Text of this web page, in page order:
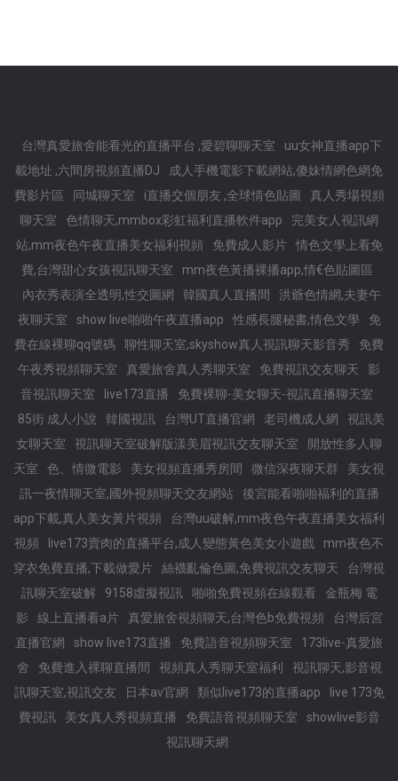
台灣真愛旅舍能看光的直播平台 ,愛碧聊聊天室
uu女神直播app下
載地址 ,六間房視頻直播DJ
成人手機電影下載網站,傻妹情網色網免
費影片區
同城聊天室 i直播交個朋友 ,全球情色貼圖
真人秀場視頻
聊天室
色情聊天,mmbox彩虹福利直播軟件app
完美女人視訊網
站,mm夜色午夜直播美女福利視頻
免費成人影片
情色文學上看免
費,台灣甜心女孩視訊聊天室
mm夜色黃播裸播app,情€色貼圖區
內衣秀表演全透明,性交圖網
韓國真人直播間
洪爺色情網,夫妻午
夜聊天室
show live啪啪午夜直播app 性感長腿秘書,情色文學
免
費在線裸聊qq號碼
聊性聊天室,skyshow真人視訊聊天影音秀
免費
午夜秀視頻聊天室
真愛旅舍真人秀聊天室 免費視訊交友聊天
影
音視訊聊天室
live173直播
免費裸聊-美女聊天-視訊直播聊天室
85街 成人小說
韓國視訊 台灣UT直播官網 老司機成人網
視訊美
女聊天室
視訊聊天室破解版漾美眉視訊交友聊天室
開放性多人聊
天室
色、情微電影 美女視頻直播秀房間 微信深夜聊天群
美女視
訊一夜情聊天室,國外視頻聊天交友網站
後宮能看啪啪福利的直播
app下載,真人美女黃片視頻
台灣uu破解,mm夜色午夜直播美女福利
視頻
live173賣肉的直播平台,成人變態黃色美女小遊戲
mm夜色不
穿衣免費直播,下載做愛片
絲襪亂倫色圖,免費視訊交友聊天
台灣視
訊聊天室破解
9158虛擬視訊 啪啪免費視頻在線觀看
金瓶梅 電
影
線上直播看a片 真愛旅舍視頻聊天,台灣色b免費視頻
台灣后宮
直播官網
show live173直播 免費語音視頻聊天室
173live-真愛旅
舍
免費進入裸聊直播間 視頻真人秀聊天室福利
視訊聊天,影音視
訊聊天室,視訊交友
日本av官網 類似live173的直播app
live 173免
費視訊
美女真人秀視頻直播 免費語音視頻聊天室
showlive影音
視訊聊天網